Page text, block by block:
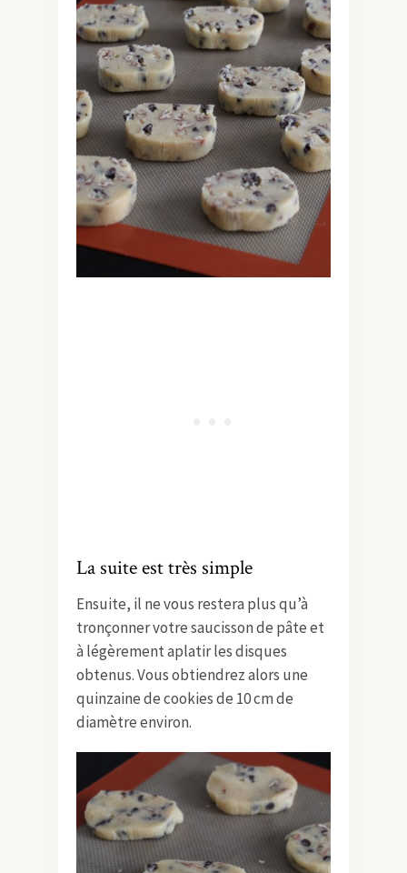
La suite est très simple
Ensuite, il ne vous restera plus qu’à
tronçonner votre saucisson de pâte et
à légèrement aplatir les disques
obtenus. Vous obtiendrez alors une
quinzaine de cookies de 10 cm de
diamètre environ.